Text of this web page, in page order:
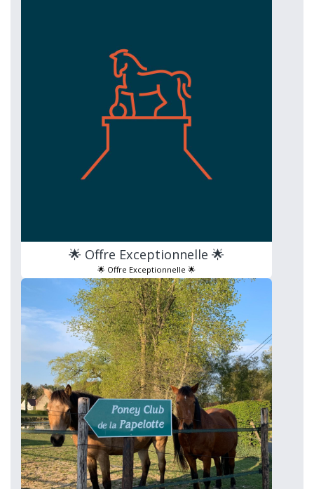
🌟 Offre Exceptionnelle 🌟
🌟 Offre Exceptionnelle 🌟